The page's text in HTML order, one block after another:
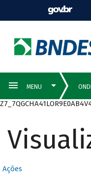
Ações